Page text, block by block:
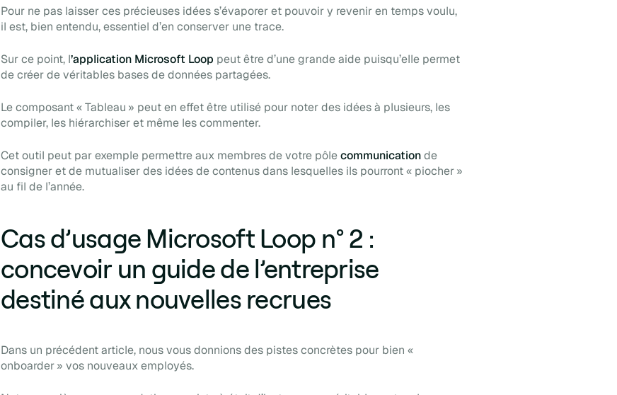
Pour ne pas laisser ces précieuses idées s’évaporer et pouvoir y revenir en temps voulu,
il est, bien entendu, essentiel d’en conserver une trace.
Sur ce point, l’application Microsoft Loop peut être d’une grande aide puisqu’elle permet
de créer de véritables bases de données partagées.
Le composant « Tableau » peut en effet être utilisé pour noter des idées à plusieurs, les
compiler, les hiérarchiser et même les commenter.
Cet outil peut par exemple permettre aux membres de votre pôlecommunicationde
consigner et de mutualiser des idées de contenus dans lesquelles ils pourront « piocher »
au fil de l’année.
Cas d’usage Microsoft Loop n° 2 :
concevoir un guide de l’entreprise
destiné aux nouvelles recrues
Dans un précédent article, nous vous donnions des pistes concrètes pour bien «
onboarder » vos nouveaux employés.